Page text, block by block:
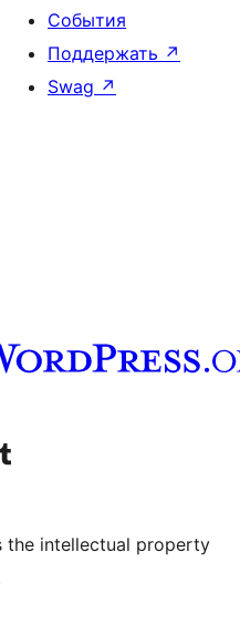
События
Поддержать ↗
Swag ↗
канал YouTube
Посетите нашу учётную запись в Tumblr
the intellectual property